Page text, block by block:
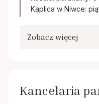
Kaplica w Niwce:
Zobacz więcej
Kancelaria